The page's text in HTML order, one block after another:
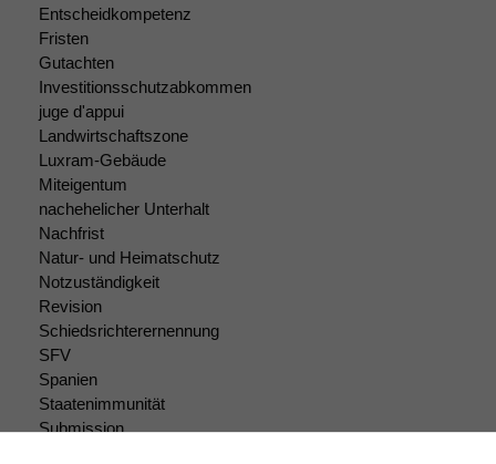
Entscheidkompetenz
Fristen
Gutachten
Investitionsschutzabkommen
juge d'appui
Landwirtschaftszone
Luxram-Gebäude
Miteigentum
nachehelicher Unterhalt
Nachfrist
Natur- und Heimatschutz
Notzuständigkeit
Revision
Schiedsrichterernennung
SFV
Spanien
Staatenimmunität
Submission